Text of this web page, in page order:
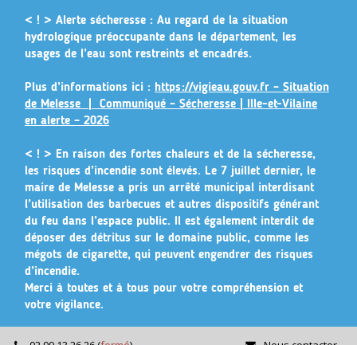
< ! > Alerte sécheresse : Au regard de la situation
hydrologique préoccupante dans le département, les
usages de l’eau sont restreints et encadrés.
Plus d’informations ici : https://vigieau.gouv.fr – Situation
de Melesse | Communiqué – Sécheresse | Ille-et-Vilaine
en alerte – 2026
< ! > En raison des fortes chaleurs et de la sécheresse,
les risques d’incendie sont élevés. Le 7 juillet dernier, le
maire de Melesse a pris un arrêté municipal interdisant
l’utilisation des barbecues et autres dispositifs générant
du feu dans l’espace public. Il est également interdit de
déposer des détritus sur le domaine public, comme les
mégots de cigarette, qui peuvent engendrer des risques
d’incendie.
Merci à toutes et à tous pour votre compréhension et
votre vigilance.